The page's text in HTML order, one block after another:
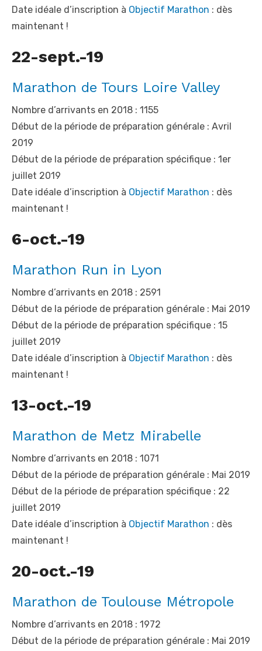
Date idéale d’inscription à Objectif Marathon : dès
maintenant !
22-sept.-19
Marathon de Tours Loire Valley
Nombre d’arrivants en 2018 : 1155
Début de la période de préparation générale : Avril
2019
Début de la période de préparation spécifique : 1 er
juillet 2019
Date idéale d’inscription à Objectif Marathon : dès
maintenant !
6-oct.-19
Marathon Run in Lyon
Nombre d’arrivants en 2018 : 2591
Début de la période de préparation générale : Mai 2019
Début de la période de préparation spécifique : 15
juillet 2019
Date idéale d’inscription à Objectif Marathon : dès
maintenant !
13-oct.-19
Marathon de Metz Mirabelle
Nombre d’arrivants en 2018 : 1071
Début de la période de préparation générale : Mai 2019
Début de la période de préparation spécifique : 22
juillet 2019
Date idéale d’inscription à Objectif Marathon : dès
maintenant !
20-oct.-19
Marathon de Toulouse Métropole
Nombre d’arrivants en 2018 : 1972
Début de la période de préparation générale : Mai 2019